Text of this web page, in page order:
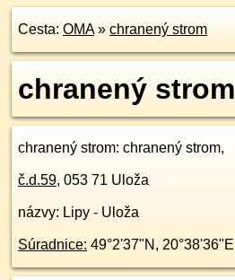
Cesta: OMA» chranený strom
chranený strom
chranený strom: chranený strom,
č.d.59, 053 71 Uloža
názvy: Lipy - Uloža
Súradnice: 49°2'37"N , 20°38'36"E